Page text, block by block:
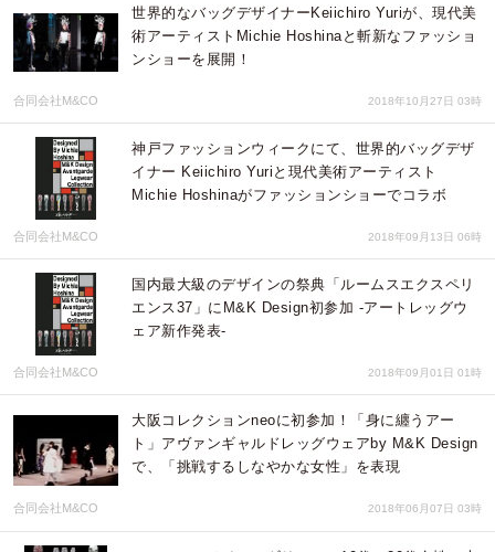
世界的なバッグデザイナーKeiichiro Yuriが、現代美
術アーティストMichie Hoshinaと斬新なファッショ
ンショーを展開！
合同会社M&CO 2018年10月27日 03時
神戸ファッションウィークにて、世界的バッグデザ
イナー Keiichiro Yuriと現代美術アーティスト
Michie Hoshinaがファッションショーでコラボ
合同会社M&CO 2018年09月13日 06時
国内最大級のデザインの祭典「ルームスエクスペリ
エンス37」にM&K Design初参加 -アートレッグウ
ェア新作発表-
合同会社M&CO 2018年09月01日 01時
大阪コレクションneoに初参加！「身に纏うアー
ト」アヴァンギャルドレッグウェアby M&K Design
で、「挑戦するしなやかな女性」を表現
合同会社M&CO 2018年06月07日 03時